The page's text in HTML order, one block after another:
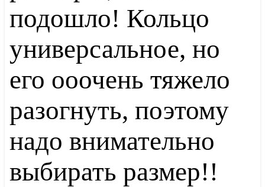
подошло! Кольцо
универсальное, но
его ооочень тяжело
разогнуть, поэтому
надо внимательно
выбирать размер!!